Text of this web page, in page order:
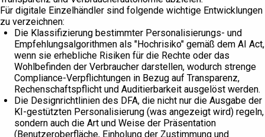
Für digitale Einzelhändler sind folgende wichtige Entwicklungen
zu verzeichnen:
Die Klassifizierung bestimmter Personalisierungs- und
Empfehlungsalgorithmen als "Hochrisiko" gemäß dem AI Act,
wenn sie erhebliche Risiken für die Rechte oder das
Wohlbefinden der Verbraucher darstellen, wodurch strenge
Compliance-Verpflichtungen in Bezug auf Transparenz,
Rechenschaftspflicht und Auditierbarkeit ausgelöst werden.
Die Designrichtlinien des DFA, die nicht nur die Ausgabe der
KI-gestützten Personalisierung (was angezeigt wird) regeln,
sondern auch die Art und Weise der Präsentation
(Benutzeroberfläche, Einholung der Zustimmung und